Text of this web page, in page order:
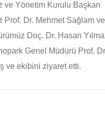
ve Yönetim Kurulu Başkan
Prof. Dr. Mehmet Sağlam ve
Doç. Dr. Hasan
Genel Müdürü Prof.
ve ekibini ziyaret etti.